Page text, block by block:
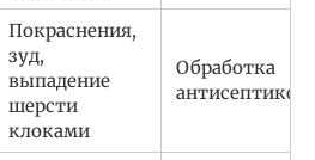
Покраснения,
зуд,
выпадение
шерсти
клоками
Обработка
антисептиком